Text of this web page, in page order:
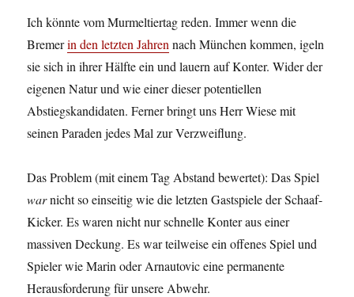
Ich könnte vom Murmeltiertag reden. Immer wenn die
Bremerin den letzten Jahren nach München kommen, igeln
sie sich in ihrer Hälfte ein und lauern auf Konter. Wider der
eigenen Natur und wie einer dieser potentiellen
Abstiegskandidaten. Ferner bringt uns Herr Wiese mit
seinen Paraden jedes Mal zur Verzweiflung.
Das Problem (mit einem Tag Abstand bewertet): Das Spiel
warnicht so einseitig wie die letzten Gastspiele der Schaaf-
Kicker. Es waren nicht nur schnelle Konter aus einer
massiven Deckung. Es war teilweise ein offenes Spiel und
Spieler wie Marin oder Arnautovic eine permanente
Herausforderung für unsere Abwehr.